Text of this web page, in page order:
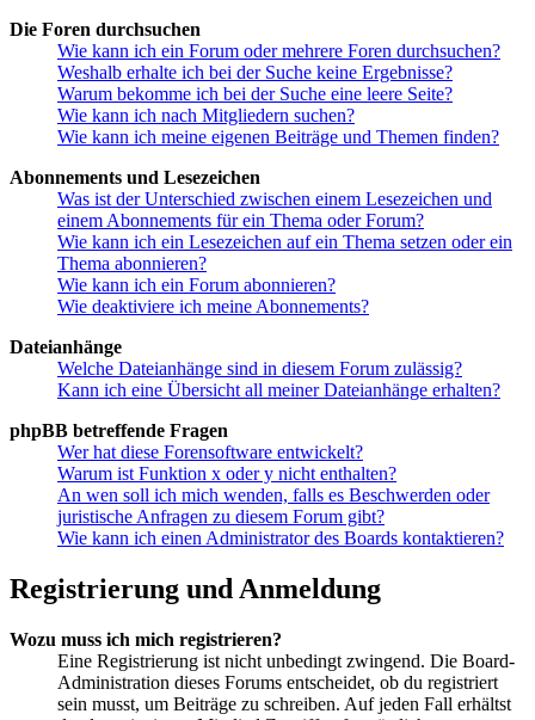
Die Foren durchsuchen
Wie kann ich ein Forum oder mehrere Foren durchsuchen?
Weshalb erhalte ich bei der Suche keine Ergebnisse?
Warum bekomme ich bei der Suche eine leere Seite?
Wie kann ich nach Mitgliedern suchen?
Wie kann ich meine eigenen Beiträge und Themen finden?
Abonnements und Lesezeichen
Was ist der Unterschied zwischen einem Lesezeichen und
einem Abonnements für ein Thema oder Forum?
Wie kann ich ein Lesezeichen auf ein Thema setzen oder ein
Thema abonnieren?
Wie kann ich ein Forum abonnieren?
Wie deaktiviere ich meine Abonnements?
Dateianhänge
Welche Dateianhänge sind in diesem Forum zulässig?
Kann ich eine Übersicht all meiner Dateianhänge erhalten?
phpBB betreffende Fragen
Wer hat diese Forensoftware entwickelt?
Warum ist Funktion x oder y nicht enthalten?
An wen soll ich mich wenden, falls es Beschwerden oder
juristische Anfragen zu diesem Forum gibt?
Wie kann ich einen Administrator des Boards kontaktieren?
Registrierung und Anmeldung
Wozu muss ich mich registrieren?
Eine Registrierung ist nicht unbedingt zwingend. Die Board-
Administration dieses Forums entscheidet, ob du registriert
sein musst, um Beiträge zu schreiben. Auf jeden Fall erhältst